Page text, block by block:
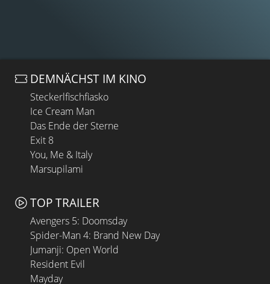
DEMNÄCHST IM KINO
Steckerlfischfiasko
Ice Cream Man
Das Ende der Sterne
Exit 8
You, Me & Italy
Marsupilami
TOP TRAILER
Avengers 5: Doomsday
Spider-Man 4: Brand New Day
Jumanji: Open World
Resident Evil
Mayday